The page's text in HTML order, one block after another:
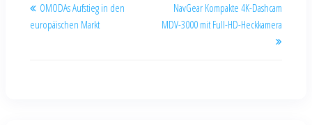
OMODAs Aufstieg in den
europäischen Markt
NavGear Kompakte 4K-Dashcam
MDV-3000 mit Full-HD-Heckkamera